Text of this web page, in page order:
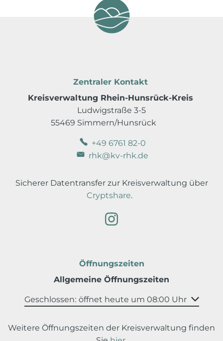
Zentraler Kontakt
Kreisverwaltung Rhein-Hunsrück-Kreis
Ludwigstraße 3-5
55469 Simmern/Hunsrück
+49 6761 82-0
rhk@kv-rhk.de
Sicherer Datentransfer zur Kreisverwaltung über
Cryptshare.
Öffnungszeiten
Allgemeine Öffnungszeiten
Klicken, um weitere Öffnungs- oder
Geschlossen: öffnet heute um 08:00 Uhr
Weitere Öffnungszeiten der Kreisverwaltung finden